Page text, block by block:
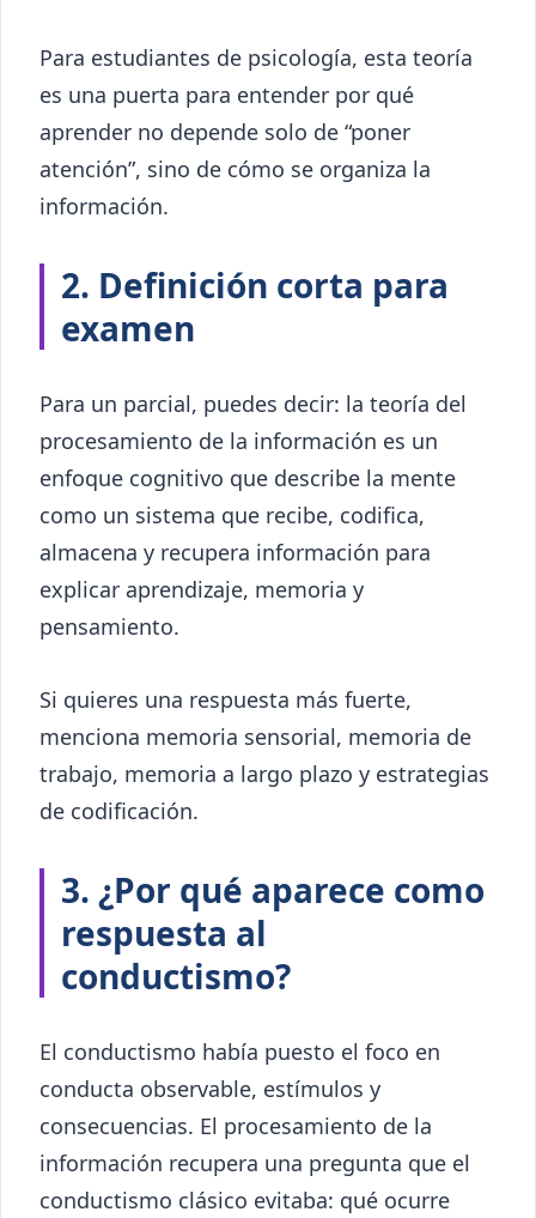
Para estudiantes de psicología, esta teoría
es una puerta para entender por qué
aprender no depende solo de “poner
atención”, sino de cómo se organiza la
información.
2. Definición corta para
examen
Para un parcial, puedes decir: la teoría del
procesamiento de la información es un
enfoque cognitivo que describe la mente
como un sistema que recibe, codifica,
almacena y recupera información para
explicar aprendizaje, memoria y
pensamiento.
Si quieres una respuesta más fuerte,
menciona memoria sensorial, memoria de
trabajo, memoria a largo plazo y estrategias
de codificación.
3. ¿Por qué aparece como
respuesta al
conductismo?
El conductismo había puesto el foco en
conducta observable, estímulos y
consecuencias. El procesamiento de la
información recupera una pregunta que el
conductismo clásico evitaba: qué ocurre